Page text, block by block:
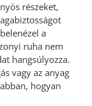
részeket,
a
ruha nem
hangsúlyozza.
vagy az anyag
hogyan